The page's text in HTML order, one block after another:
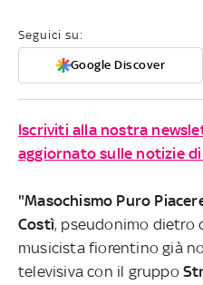
Seguici su:
Google Discover
Iscriviti alla nostra
aggiornato sulle notizie
"Masochismo Puro
Costì, pseudonimo dietro
musicista fiorentino già
televisiva con il gruppo